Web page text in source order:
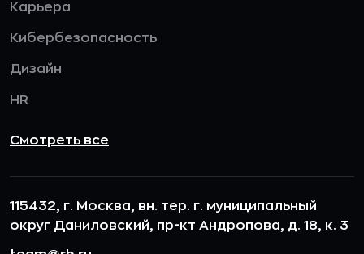
Карьера
Кибербезопасность
Дизайн
HR
Смотреть все
115432, г. Москва, вн. тер. г. муниципальный
округ Даниловский, пр-кт Андропова, д. 18, к. 3